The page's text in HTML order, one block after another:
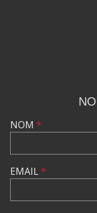
NOM *
EMAIL*